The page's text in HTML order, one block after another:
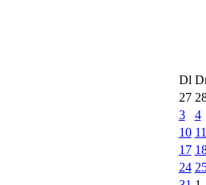
Dl
27
3
4
10 11
17
24